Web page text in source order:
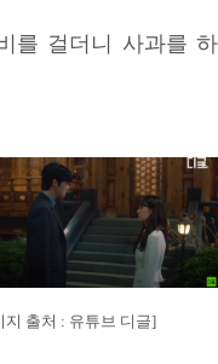
를 걸더니 사과를 하
지 출처 : 유튜브 디글]